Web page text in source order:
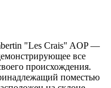
"Les Crais" AOP —
все
происхождения.
поместью